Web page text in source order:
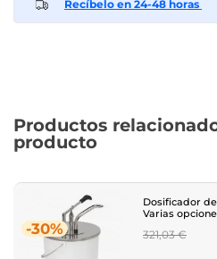
Recíbelo en 24-48 horas
Productos
producto
-30%
Dosificador de
Varias
Regular
321,03 €